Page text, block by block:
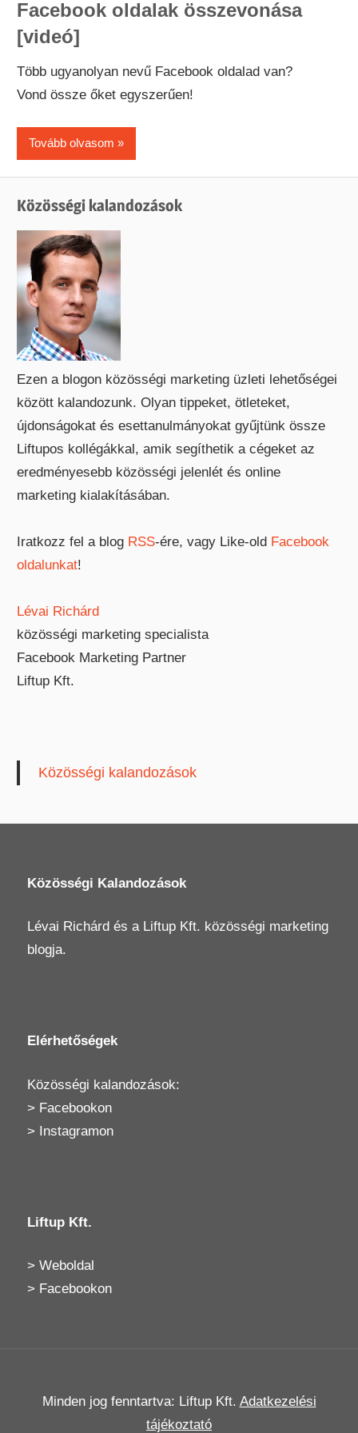
Facebook oldalak összevonása
[videó]
Több ugyanolyan nevű Facebook oldalad van?
Vond össze őket egyszerűen!
Tovább olvasom
Közösségi kalandozások
Ezen a blogon közösségi marketing üzleti lehetőségei
között kalandozunk. Olyan tippeket, ötleteket,
újdonságokat és esettanulmányokat gyűjtünk össze
Liftupos kollégákkal, amik segíthetik a cégeket az
eredményesebb közösségi jelenlét és online
marketing kialakításában.
Iratkozz fel a blog RSS-ére, vagy Like-old Facebook
oldalunkat!
Lévai Richárd
közösségi marketing specialista
Facebook Marketing Partner
Liftup Kft.
Közösségi kalandozások
Közösségi Kalandozások
Lévai Richárd és a Liftup Kft. közösségi marketing
blogja.
Elérhetőségek
Közösségi kalandozások:
> Facebookon
> Instagramon
Liftup Kft.
> Weboldal
> Facebookon
Minden jog fenntartva: Liftup Kft. Adatkezelési
tájékoztató